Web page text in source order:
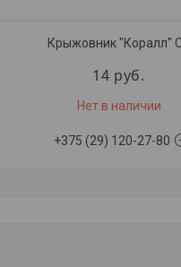
Крыжовник "Коралл"
14 руб.
Нет в наличии
+375 (29) 120-27-80